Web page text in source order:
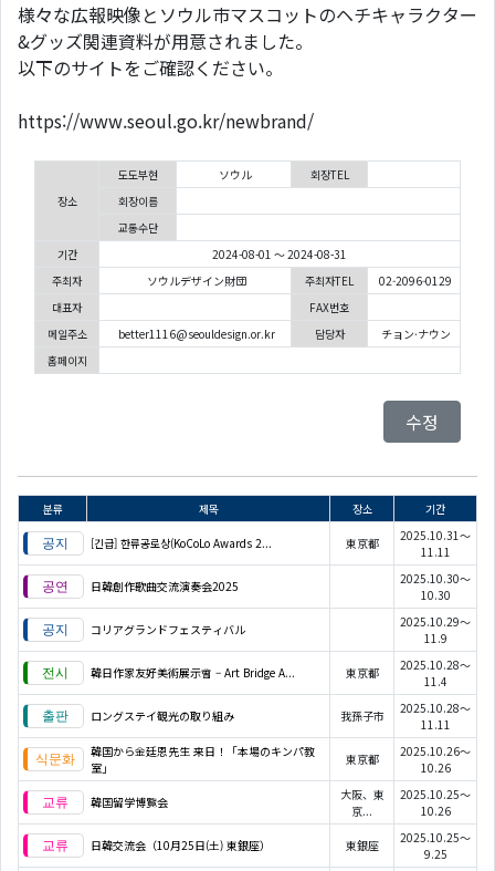
様々な広報映像とソウル市マスコットのヘチキャラクター
&グッズ関連資料が用意されました。
以下のサイトをご確認ください。
https://www.seoul.go.kr/newbrand/
장소
도도부현 ソウル
회장TEL
회장이름
교통수단
기간
2024-08-01 ～ 2024-08-31
주최자
ソウルデザイン財団 주최자TEL
02-2096-0129
대표자
FAX번호
메일주소
better1116@seouldesign.or.kr 담당자
チョン·ナウン
홈페이지
수정
분류 제목 장소 기간
[긴급] 한류공로상(KoCoLo Awards 2... 東京都
2025.10.31～
11.11
日韓創作歌曲交流演奏会2025
2025.10.30～
10.30
コリアグランドフェスティバル
2025.10.29～
11.9
韓日作家友好美術展示會 – Art Bridge A... 東京都
2025.10.28～
11.4
ロングステイ観光の取り組み 我孫子市
2025.10.28～
11.11
韓国から金廷恩先生 来日！「本場のキンパ教
室」
東京都
2025.10.26～
10.26
韓国留学博覧会
大阪、東
京...
2025.10.25～
10.26
日韓交流会（10月25日(土) 東銀座） 東銀座
2025.10.25～
9.25